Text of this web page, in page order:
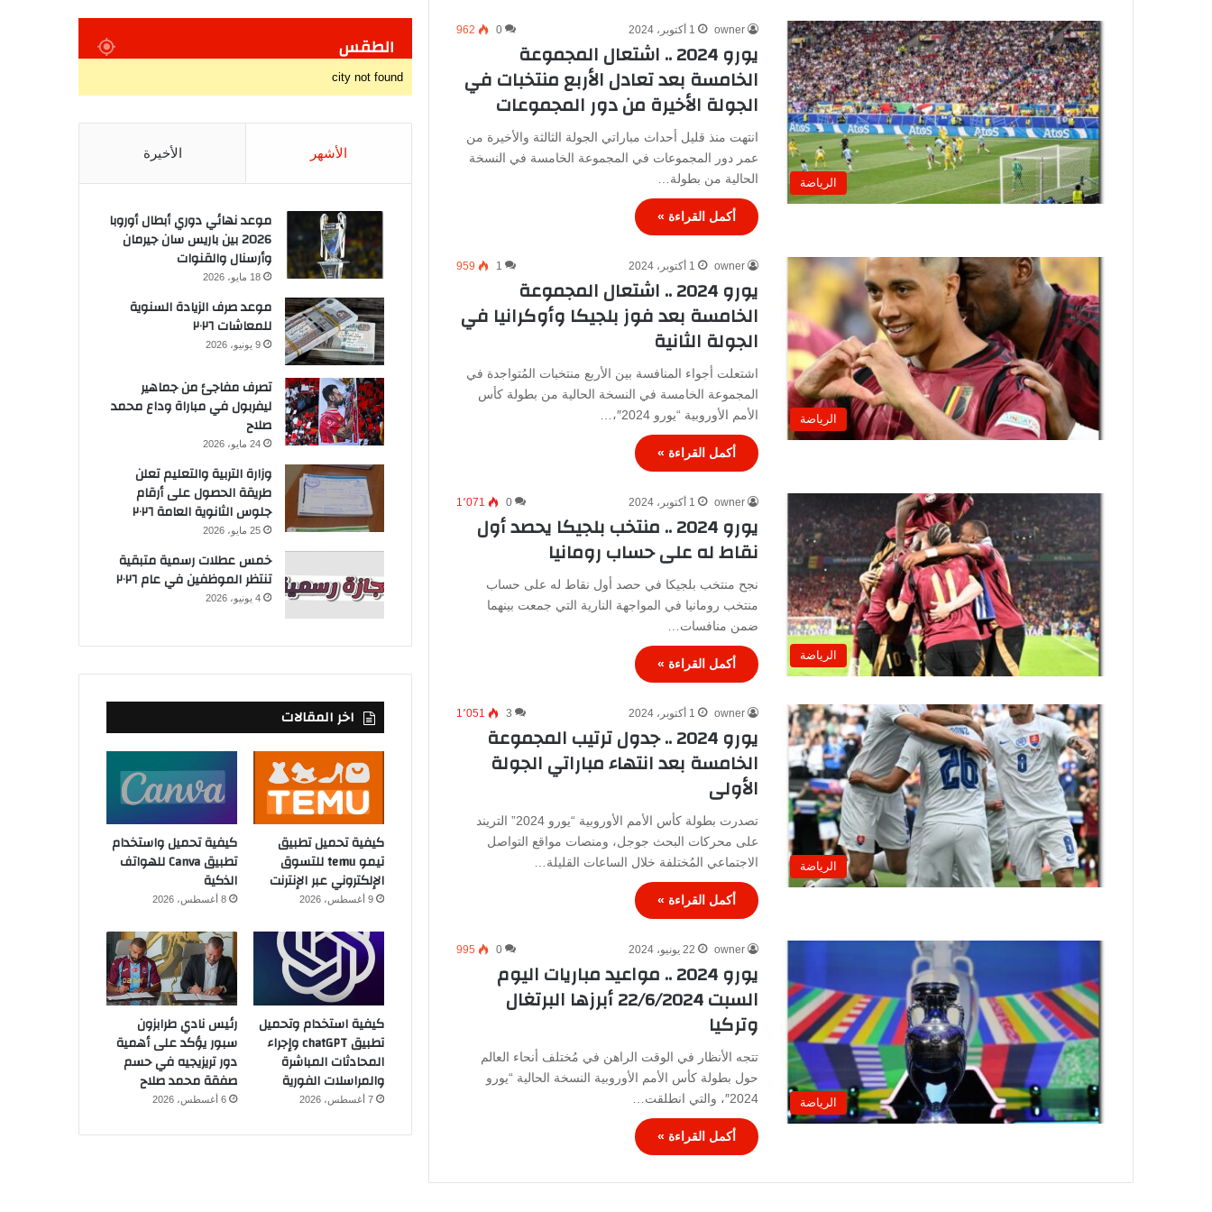
الرياضة
owner 1 أكتوبر، 2024 0
962
يورو 2024 .. اشتعال المجموعة
الخامسة بعد تعادل الأربع منتخبات في
الجولة الأخيرة من دور المجموعات
انتهت منذ قليل أحداث مباراتي الجولة الثالثة والأخيرة من
عمر دور المجموعات في المجموعة الخامسة في النسخة
الحالية من بطولة…
أكمل القراءة »
الرياضة
owner 1 أكتوبر، 2024 1
959
يورو 2024 .. اشتعال المجموعة
الخامسة بعد فوز بلجيكا وأوكرانيا في
الجولة الثانية
اشتعلت أجواء المنافسة بين الأربع منتخبات المُتواجدة في
المجموعة الخامسة في النسخة الحالية من بطولة كأس
الأمم الأوروبية “يورو 2024″،…
أكمل القراءة »
الرياضة
owner 1 أكتوبر، 2024 0 1٬071
يورو 2024 .. منتخب بلجيكا يحصد أول
نقاط له على حساب رومانيا
نجح منتخب بلجيكا في حصد أول نقاط له على حساب
منتخب رومانيا في المواجهة النارية التي جمعت بينهما
ضمن منافسات…
أكمل القراءة »
الرياضة
owner 1 أكتوبر، 2024 3 1٬051
يورو 2024 .. جدول ترتيب المجموعة
الخامسة بعد انتهاء مباراتي الجولة
الأولى
تصدرت بطولة كأس الأمم الأوروبية “يورو 2024” التريند
على محركات البحث جوجل، ومنصات مواقع التواصل
الاجتماعي المُختلفة خلال الساعات القليلة…
أكمل القراءة »
الرياضة
owner 22 يونيو، 2024 0
995
يورو 2024 .. مواعيد مباريات اليوم
السبت 22/6/2024 أبرزها البرتغال
وتركيا
تتجه الأنظار في الوقت الراهن في مُختلف أنحاء العالم
حول بطولة كأس الأمم الأوروبية النسخة الحالية “يورو
2024″، والتي انطلقت…
أكمل القراءة »
الطقس
city not found
الأشهر الأخيرة
موعد نهائي دوري أبطال أوروبا
2026 بين باريس سان جيرمان
وأرسنال والقنوات
18 مايو، 2026
موعد صرف الزيادة السنوية
للمعاشات ٢٠٢٦
9 يونيو، 2026
تصرف مفاجئ من جماهير
ليفربول في مباراة وداع محمد
صلاح
24 مايو، 2026
وزارة التربية والتعليم تعلن
طريقة الحصول على أرقام
جلوس الثانوية العامة ٢٠٢٦
25 مايو، 2026
خمس عطلات رسمية متبقية
تنتظر الموظفين في عام ٢٠٢٦
4 يونيو، 2026
اخر المقالات
كيفية تحميل تطبيق
تيمو temu للتسوق
الإلكتروني عبر الإنترنت
9 أغسطس، 2026
كيفية تحميل واستخدام
تطبيق Canva للهواتف
الذكية
8 أغسطس، 2026
كيفية استخدام وتحميل
تطبيق chatGPT وإجراء
المحادثات المباشرة
والمراسلات الفورية
7 أغسطس، 2026
رئيس نادي طرابزون
سبور يؤكد على أهمية
دور تريزيجيه في حسم
صفقة محمد صلاح
6 أغسطس، 2026